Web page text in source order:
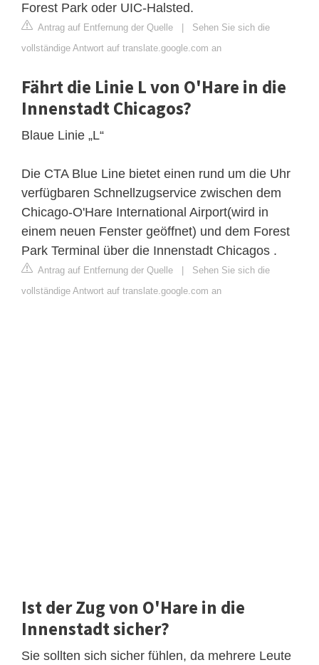
Forest Park oder UIC-Halsted.
Antrag auf Entfernung der Quelle
Sehen Sie sich die
vollständige Antwort auf translate.google.com an
Fährt die Linie L von O'Hare in die
Innenstadt Chicagos?
Blaue Linie „L“
Die CTA Blue Line bietet einen rund um die Uhr
verfügbaren Schnellzugservice zwischen dem
Chicago-O'Hare International Airport(wird in
einem neuen Fenster geöffnet) und dem Forest
Park Terminal über die Innenstadt Chicagos .
Antrag auf Entfernung der Quelle
Sehen Sie sich die
vollständige Antwort auf translate.google.com an
Ist der Zug von O'Hare in die
Innenstadt sicher?
Sie sollten sich sicher fühlen, da mehrere Leute